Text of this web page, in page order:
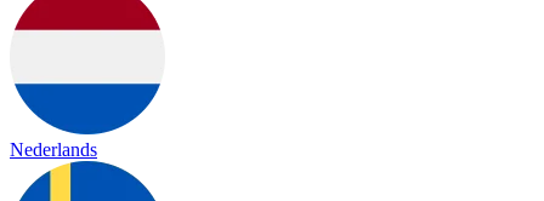
Nederlands